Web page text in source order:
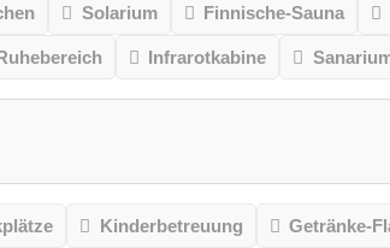
Solarium Finnische-Sauna
Infrarotkabine
Kinderbetreuung Getränke-